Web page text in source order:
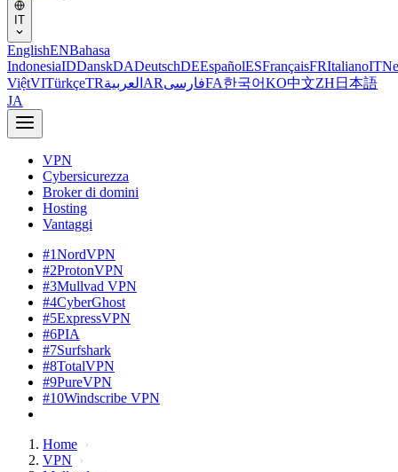
IT
EnglishENBahasa
IndonesiaIDDanskDADeutschDEEspañolESFrançaisFRItalianoIT
ViệtVITürkçeTRالعربية ARفارسیFA한국어KO中文ZH 日本語
JA
VPN
Cybersicurezza
Broker di domini
Hosting
Vantaggi
#1NordVPN
#2ProtonVPN
#3Mullvad VPN
#4CyberGhost
#5ExpressVPN
#6PIA
#7Surfshark
#8TotalVPN
#9PureVPN
#10Windscribe VPN
Home
VPN